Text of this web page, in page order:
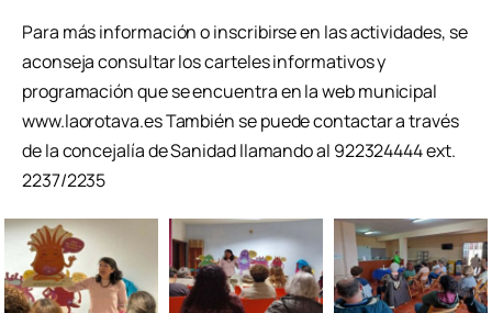
Para más información o inscribirse en las actividades, se
aconseja consultar los carteles informativos y
programación que se encuentra en la web municipal
www.laorotava.es También se puede contactar a través
de la concejalía de Sanidad llamando al 922324444 ext.
2237/2235